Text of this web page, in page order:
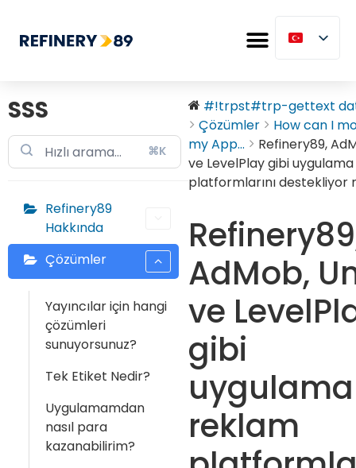
SSS
⌘K
Refinery89
Hakkında
Çözümler
Yayıncılar için hangi
çözümleri
sunuyorsunuz?
Tek Etiket Nedir?
Uygulamamdan
nasıl para
kazanabilirim?
#!trpst#trp-gettext
Çözümler
How can I
my App...
Refinery89,
ve LevelPlay gibi
platformlarını destekliyor
AdMob,
ve
gibi
reklam